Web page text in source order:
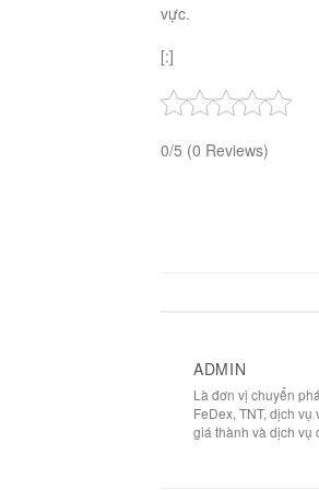
vực.
[:]
0/5 (0 Reviews)
ADMIN
Là đơn vị chuyển
FeDex, TNT, dịch
giá thành và dịch vụ